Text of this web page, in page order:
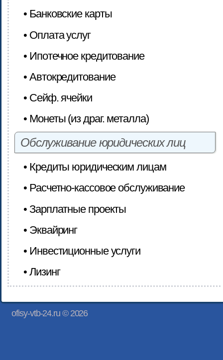
• Банковские карты
• Оплата услуг
• Ипотечное кредитование
• Автокредитование
• Сейф. ячейки
• Монеты (из драг. металла)
Обслуживание юридических лиц
• Кредиты юридическим лицам
• Расчетно-кассовое обслуживание
• Зарплатные проекты
• Эквайринг
• Инвестиционные услуги
• Лизинг
ofisy-vtb-24.ru © 2026